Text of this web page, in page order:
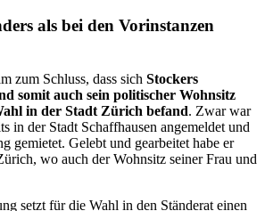
als bei den Vorinstanzen
zum Schluss, dass sich Stockers
somit auch sein politischer Wohnsitz
in der Stadt Zürich befand. Zwar war
in der Stadt Schaffhausen angemeldet und
gemietet. Gelebt und gearbeitet habe er
wo auch der Wohnsitz seiner Frau und
setzt für die Wahl in den Ständerat einen